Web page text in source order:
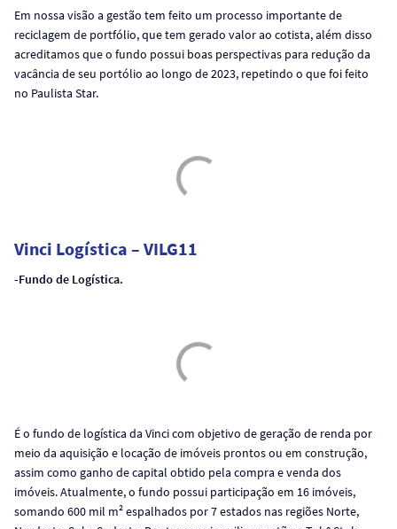
Em nossa visão a gestão tem feito um processo importante de
reciclagem de portfólio, que tem gerado valor ao cotista, além disso
acreditamos que o fundo possui boas perspectivas para redução da
vacância de seu portólio ao longo de 2023, repetindo o que foi feito
no Paulista Star.
Vinci Logística – VILG11
-Fundo de Logística.
É o fundo de logística da Vinci com objetivo de geração de renda por
meio da aquisição e locação de imóveis prontos ou em construção,
assim como ganho de capital obtido pela compra e venda dos
imóveis. Atualmente, o fundo possui participação em 16 imóveis,
somando 600 mil m² espalhados por 7 estados nas regiões Norte,